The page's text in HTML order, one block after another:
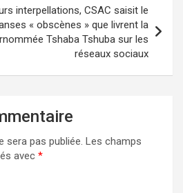
interpellations, CSAC saisit le
« obscènes » que livrent la
Tshaba Tshuba sur les
réseaux sociaux
pas publiée. Les champs
avec *